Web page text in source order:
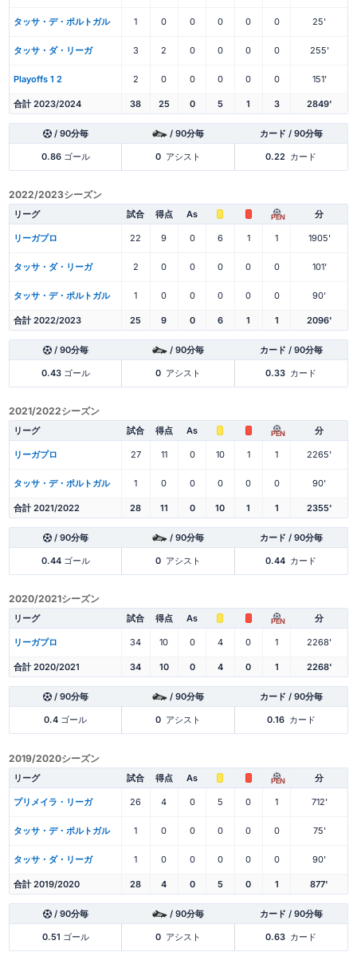
タッサ・デ・ポルトガル 1 0 0 0 0 0 25'
タッサ・ダ・リーガ 3 2 0 0 0 0 255'
Playoffs 1 2 2 0 0 0 0 0 151'
合計 2023/2024 38 25 0 5 1 3 2849'
/ 90分毎 / 90分毎 カード / 90分毎
0.86ゴール 0 アシスト 0.22 カード
2022/2023シーズン
リーグ 試合 得点 As PEN 分
リーガプロ 22 9 0 6 1 1 1905'
タッサ・ダ・リーガ 2 0 0 0 0 0 101'
タッサ・デ・ポルトガル 1 0 0 0 0 0 90'
合計 2022/2023 25 9 0 6 1 1 2096'
/ 90分毎 / 90分毎 カード / 90分毎
0.43ゴール 0 アシスト 0.33 カード
2021/2022シーズン
リーグ 試合 得点 As PEN 分
リーガプロ 27 11 0 10 1 1 2265'
タッサ・デ・ポルトガル 1 0 0 0 0 0 90'
合計 2021/2022 28 11 0 10 1 1 2355'
/ 90分毎 / 90分毎 カード / 90分毎
0.44ゴール 0 アシスト 0.44 カード
2020/2021シーズン
リーグ 試合 得点 As PEN 分
リーガプロ 34 10 0 4 0 1 2268'
合計 2020/2021 34 10 0 4 0 1 2268'
/ 90分毎 / 90分毎 カード / 90分毎
0.4 ゴール 0 アシスト 0.16 カード
2019/2020シーズン
リーグ 試合 得点 As PEN 分
プリメイラ・リーガ 26 4 0 5 0 1 712'
タッサ・デ・ポルトガル 1 0 0 0 0 0 75'
タッサ・ダ・リーガ 1 0 0 0 0 0 90'
合計 2019/2020 28 4 0 5 0 1 877'
/ 90分毎 / 90分毎 カード / 90分毎
0.51 ゴール 0 アシスト 0.63 カード